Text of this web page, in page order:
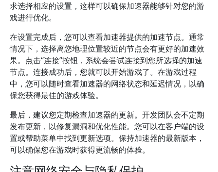
求选择相应的设置，这样可以确保加速器能够针对您的游
戏进行优化。
在设置完成后，您可以查看加速器提供的加速节点。通常
情况下，选择离您地理位置较近的节点会有更好的加速效
果。点击“连接”按钮，系统会尝试连接到您所选择的加速
节点。连接成功后，您就可以开始游戏了。在游戏过程
中，您可以随时查看加速器的网络状态和延迟情况，以确
保您获得最佳的游戏体验。
最后，建议您定期检查加速器的更新。开发团队会不定期
发布更新，以修复漏洞和优化性能。您可以在客户端的设
置或帮助菜单中找到更新选项。保持加速器的最新版本，
可以确保您在游戏时获得更流畅的体验。